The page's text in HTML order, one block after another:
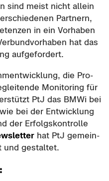
sind meist nicht al­lein
Part­nern,
in ein Vor­ha­ben
hat das
auf­ge­for­dert.
die Pro­
Mo­ni­to­ring für
PtJ das BMWi bei
bei der Ent­wick­lung
der Er­folgs­kon­trol­le
hat PtJ ge­mein­
und ge­stal­tet.